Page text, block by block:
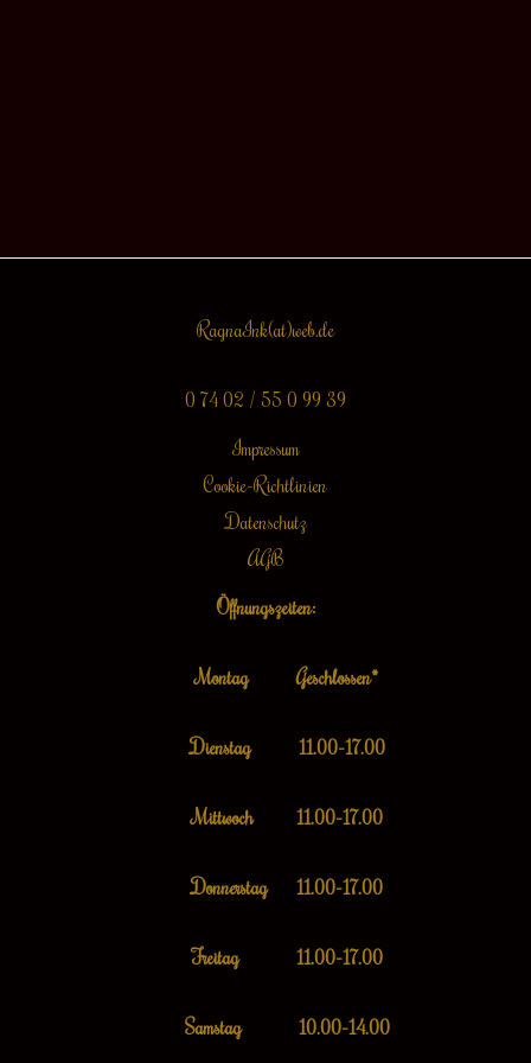
RagnaInk(at)web.de
0 74 02 / 55 0 99 39
Impressum
Cookie-Richtlinien
Datenschutz
AGB
Öffnungszeiten:
Montag Geschlossen*
Dienstag 11.00-17.00
Mittwoch 11.00-17.00
Donnerstag 11.00-17.00
Freitag 11.00-17.00
Samstag 10.00-14.00